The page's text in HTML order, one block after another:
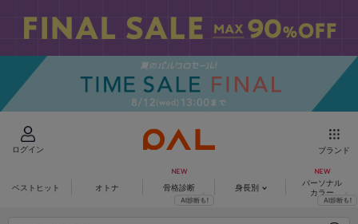
ログイン ブランド
ベストヒット オトナ 骨格診断 身長別
パーソナル
カラー